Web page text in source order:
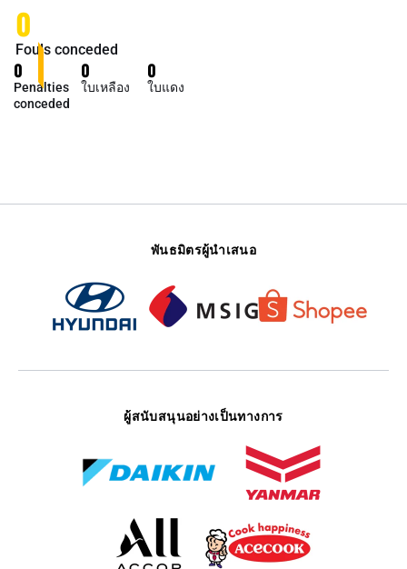
0
Fouls conceded
0
Penalties
conceded
0
ใบเหลือง
0
ใบแดง
พันธมิตรผู้นำเสนอ
ผู้สนับสนุนอย่างเป็นทางการ